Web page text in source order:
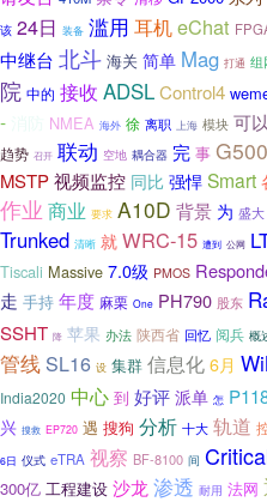
该 24日 装备 滥用 耳机eChat
中继台 北斗 海关 简单 Mag 打通 组
院 中的 接收 ADSLControl4
-
NMEA 海外 徐 离职 上海 模块 可以
趋势 召开 联动 空地 耦合器 完 事 G500
MSTP视频监控 同比 强悍 Smart
作业 商业 要求 A10D 背景 为 盛大
Trunked 清晰 就 WRC-15 遭到 公网
Tiscali Massive 7.0级 PMOS
走 手持 年度 麻栗 One PH790 股东
SSHT 降 苹果 办法 陕西省 回忆 阅兵 概
管线 SL16 设 集群 信息化 6月
India2020 中心 到 好评派单 怎
兴 搜救 EP720 遇 搜狗 分析 十大 轨道
6日 仪式 eTRA 视察 BF-8100 间
300亿 工程建设 沙龙 渗透 耐用 法网